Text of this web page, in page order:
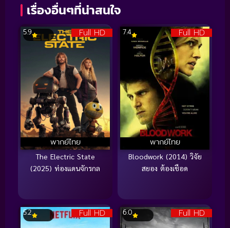
เรื่องอื่นๆที่น่าสนใจ
Full HD
พากย์ไทย
5.9
The Electric State
(2025) ท่องแดนจักรกล
Full HD
พากย์ไทย
7.4
Bloodwork (2014) วิจัย
สยอง ต้องเชือด
Full HD
5.2 Full HD
6.0